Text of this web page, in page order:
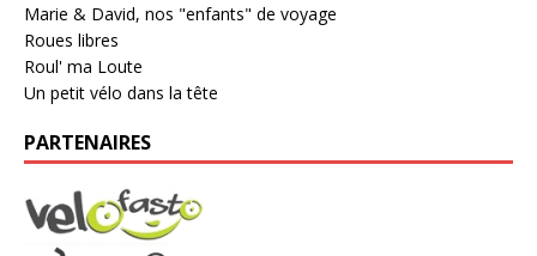
Marie & David, nos "enfants" de voyage
Roues libres
Roul' ma Loute
Un petit vélo dans la tête
PARTENAIRES